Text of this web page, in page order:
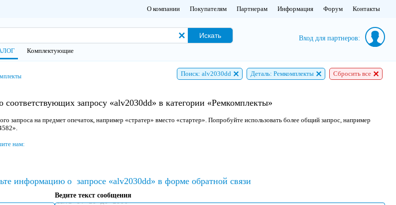
О компании Покупателям Партнерам Информация Форум Контакты
Искать
Комплектующие
Вход для партнеров:
Поиск: alv2030dd Деталь: Ремкомплекты Сбросить все
соответствующих запросу «alv2030dd» в категории «Ремкомплекты»
запроса на предмет опечаток, например «стратер» вместо «стартер». Попробуйте использовать более общий запрос, например
нам:
информацию о запросе «alv2030dd» в форме обратной связи
Ведите текст сообщения